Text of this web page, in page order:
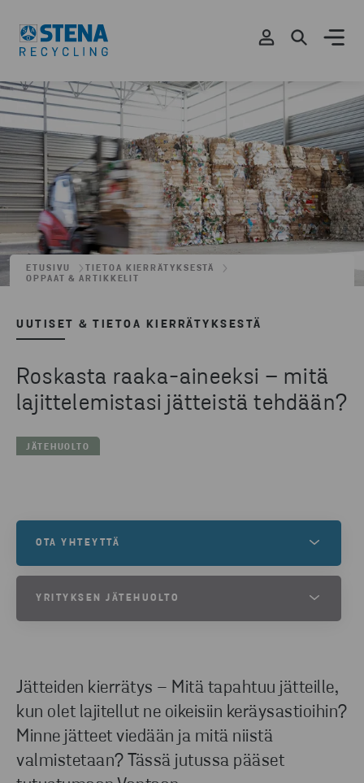
ETUSIVU
TIETOA KIERRÄTYKSESTÄ
OPPAAT & ARTIKKELIT
UUTISET & TIETOA KIERRÄTYKSESTÄ
Roskasta raaka-aineeksi – mitä
lajittelemistasi jätteistä tehdään?
JÄTEHUOLTO
Jätteiden kierrätys – Mitä tapahtuu jätteille,
kun olet lajitellut ne oikeisiin keräysastioihin?
Minne jätteet viedään ja mitä niistä
valmistetaan? Tässä jutussa pääset
OTA YHTEYTTÄ
PYYDÄ TARJOUS
YRITYKSEN JÄTEHUOLTO